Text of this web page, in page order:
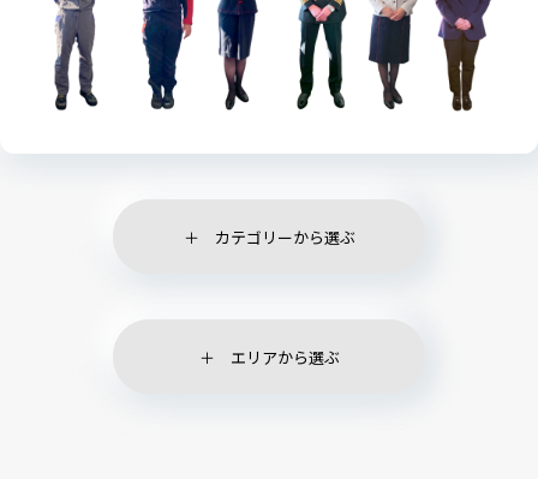
カテゴリーから選ぶ
エリアから選ぶ